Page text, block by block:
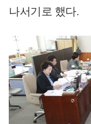
나서기로 했다.